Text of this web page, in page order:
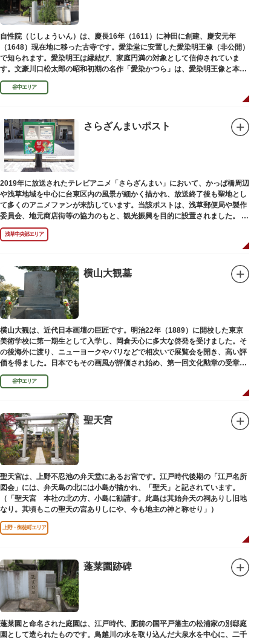
自性院（じしょういん）は、慶長16年（1611）に神田に創建、慶安元年
（1648）現在地に移った古寺です。愛染堂に安置した愛染明王像（非公開）
で知られます。愛染明王は縁結び、家庭円満の対象として信仰されていま
す。文豪川口松太郎の昭和初期の名作「愛染かつら」は、愛染明王像と本堂
前にあった桂の古木にヒントを得た作品だといわれます。
谷中エリア
さらざんまいポスト
2019年に放送されたテレビアニメ「さらざんまい」において、かっぱ橋周辺
や浅草地域を中心に台東区内の風景が細かく描かれ、放送終了後も聖地とし
て多くのアニメファンが来訪しています。当該ポストは、浅草郵便局や製作
委員会、地元商店街等の協力のもと、観光振興を目的に設置されました。
<「さらざんまい」監督の幾原邦彦氏のコメント>
「実在する風景を舞台として制作したキャラクターたちが、このような形で
地域の方々にも受け入れていただけて大変嬉しいです。聖地巡礼のシンボル
設置年月日:令和3年3月10日
浅草中央部エリア
横山大観墓
横山大観は、近代日本画壇の巨匠です。明治22年（1889）に開校した東京
美術学校に第一期生として入学し、岡倉天心に多大な啓発を受けました。そ
の後海外に渡り、ニューヨークやパリなどで相次いで展覧会を開き、高い評
価を得ました。日本でもその画風が評価され始め、第一回文化勲章の受章者
となりました。お墓は谷中霊園にあります。
谷中エリア
聖天宮
聖天宮は、上野不忍池の弁天堂にあるお宮です。江戸時代後期の「江戸名所
図会」には、弁天島の北には小島が描かれ、「聖天」と記されています。
（「聖天宮 本社の北の方、小島に勧請す。此島は其始弁天の祠ありし旧地
なり。其頃もこの聖天の宮ありしにや、今も地主の神と称せり」）
上野・御徒町エリア
蓬莱園跡碑
蓬莱園と命名された庭園は、江戸時代、肥前の国平戸藩主の松浦家の別邸庭
園として造られたものです。鳥越川の水を取り込んだ大泉水を中心に、二千